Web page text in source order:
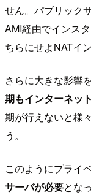
せん。パブリック
AMI経由でインス
ちらにせよNATイ
さらに大きな影響
期もインターネッ
期が行えないと様
う。
このようにプライ
サーバが必要とな